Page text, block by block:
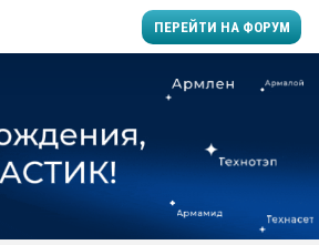
ПЕРЕЙТИ НА ФОРУМ
заводу пластмасс"